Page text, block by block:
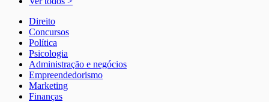
Direito
Concursos
Política
Psicologia
Administração e negócios
Empreendedorismo
Marketing
Finanças